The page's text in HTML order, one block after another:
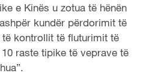
e Kinës u zotua të hënën
kundër përdorimit të
kontrollit të fluturimit të
raste tipike të veprave të